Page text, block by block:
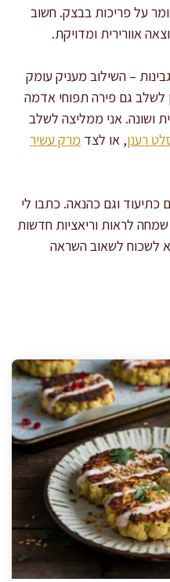
על פריכות בבצק. חשוב
אוורירית ומדויקת.
– השילוב מעניק עומק
לשלב גם פירה תפוחי אדמה
ושונה. אני ממליצה לשלב
רענן, או לצד מרק עשיר
וגם כהנאה. כתבו לי
לראות וריאציות חדשות
לשכוח לשאוב השראה